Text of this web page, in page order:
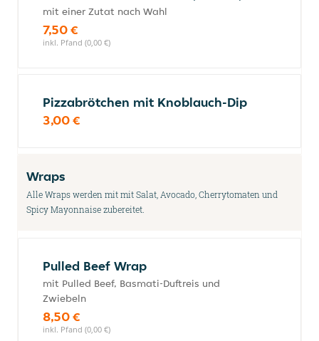
mit einer Zutat nach Wahl
7,50 €
inkl. Pfand (0,00 €)
Pizzabrötchen mit Knoblauch-Dip
3,00 €
Wraps
Alle Wraps werden mit mit Salat, Avocado, Cherrytomaten und
Spicy Mayonnaise zubereitet.
Pulled Beef Wrap
mit Pulled Beef, Basmati-Duftreis und
Zwiebeln
8,50 €
inkl. Pfand (0,00 €)